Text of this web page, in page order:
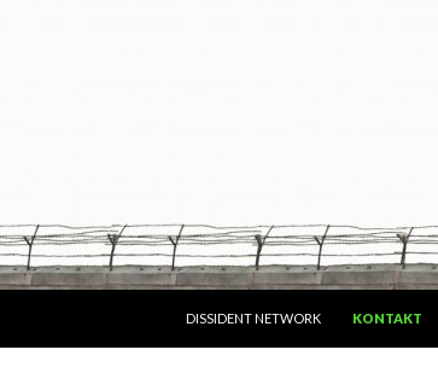
DISSIDENT NETWORK
KONTAKT